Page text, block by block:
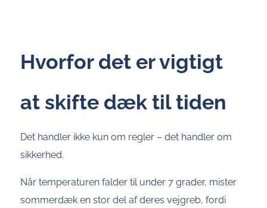
Hvorfor det er vigtigt
at skifte dæk til tiden
Det handler ikke kun om regler – det handler om
sikkerhed.
Når temperaturen falder til under 7 grader, mister
sommerdæk en stor del af deres vejgreb, fordi